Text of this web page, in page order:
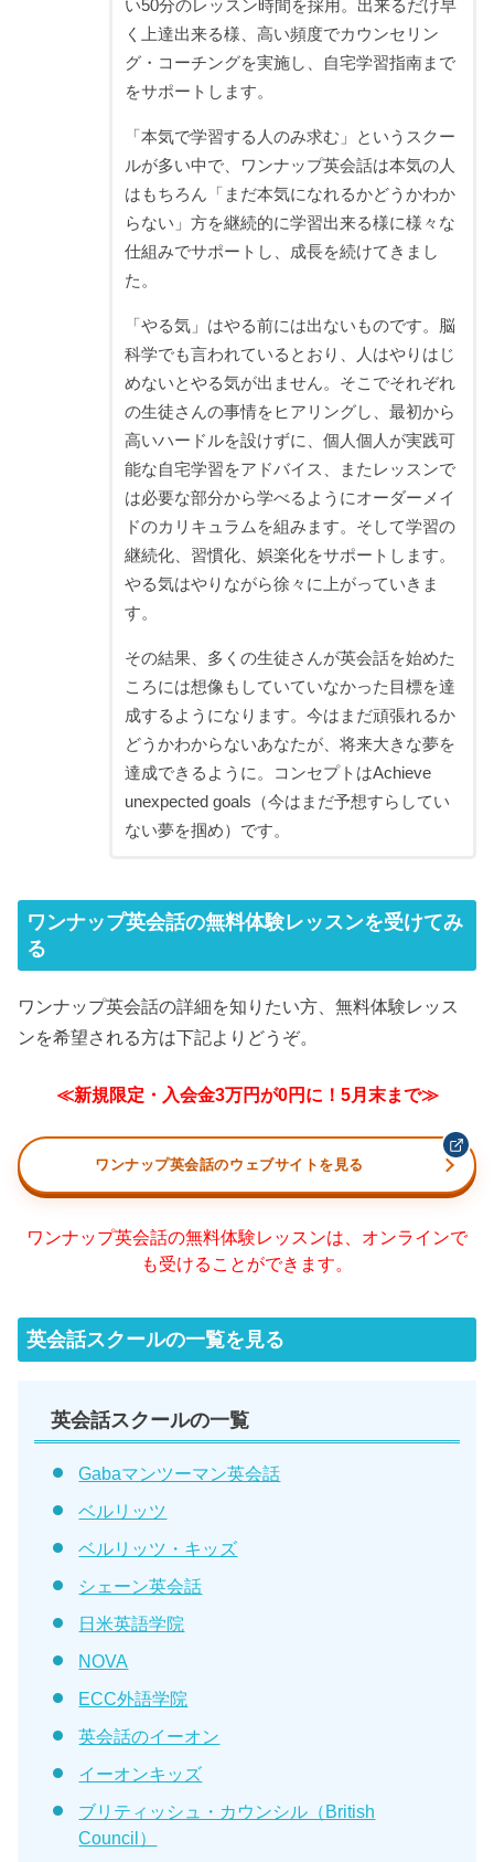
い50分のレッスン時間を採用。出来るだけ早
く上達出来る様、高い頻度でカウンセリン
グ・コーチングを実施し、自宅学習指南まで
をサポートします。
「本気で学習する人のみ求む」というスクー
ルが多い中で、ワンナップ英会話は本気の人
はもちろん「まだ本気になれるかどうかわか
らない」方を継続的に学習出来る様に様々な
仕組みでサポートし、成長を続けてきまし
た。
「やる気」はやる前には出ないものです。脳
科学でも言われているとおり、人はやりはじ
めないとやる気が出ません。そこでそれぞれ
の生徒さんの事情をヒアリングし、最初から
高いハードルを設けずに、個人個人が実践可
能な自宅学習をアドバイス、またレッスンで
は必要な部分から学べるようにオーダーメイ
ドのカリキュラムを組みます。そして学習の
継続化、習慣化、娯楽化をサポートします。
やる気はやりながら徐々に上がっていきま
す。
その結果、多くの生徒さんが英会話を始めた
ころには想像もしていていなかった目標を達
成するようになります。今はまだ頑張れるか
どうかわからないあなたが、将来大きな夢を
達成できるように。コンセプトはAchieve
unexpected goals（今はまだ予想すらしてい
ない夢を掴め）です。
ワンナップ英会話の無料体験レッスンを受けてみ
る
ワンナップ英会話の詳細を知りたい方、無料体験レッス
ンを希望される方は下記よりどうぞ。
≪新規限定・入会金3万円が0円に！5月末まで≫
ワンナップ英会話のウェブサイトを見る
ワンナップ英会話の無料体験レッスンは、オンラインで
も受けることができます。
英会話スクールの一覧を見る
英会話スクールの一覧
Gabaマンツーマン英会話
ベルリッツ
ベルリッツ・キッズ
シェーン英会話
日米英語学院
NOVA
ECC外語学院
英会話のイーオン
イーオンキッズ
ブリティッシュ・カウンシル（British
Council）